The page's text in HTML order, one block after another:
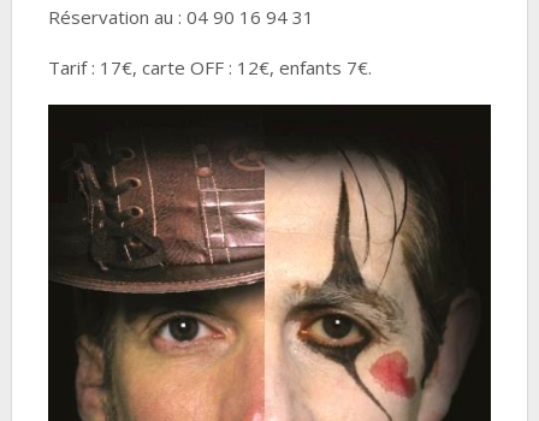
Réservation au : 04 90 16 94 31
Tarif : 17€, carte OFF : 12€, enfants 7€.